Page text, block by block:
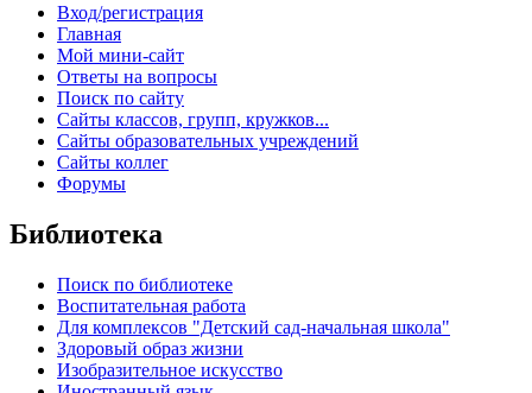
Вход/регистрация
Главная
Мой мини-сайт
Ответы на вопросы
Поиск по сайту
Сайты классов, групп, кружков...
Сайты образовательных учреждений
Сайты коллег
Форумы
Библиотека
Поиск по библиотеке
Воспитательная работа
Для комплексов "Детский сад-начальная школа"
Здоровый образ жизни
Изобразительное искусство